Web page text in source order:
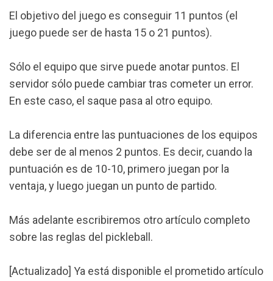
El objetivo del juego es conseguir 11 puntos (el
juego puede ser de hasta 15 o 21 puntos).
Sólo el equipo que sirve puede anotar puntos. El
servidor sólo puede cambiar tras cometer un error.
En este caso, el saque pasa al otro equipo.
La diferencia entre las puntuaciones de los equipos
debe ser de al menos 2 puntos. Es decir, cuando la
puntuación es de 10-10, primero juegan por la
ventaja, y luego juegan un punto de partido.
Más adelante escribiremos otro artículo completo
sobre las reglas del pickleball.
[Actualizado] Ya está disponible el prometido artículo